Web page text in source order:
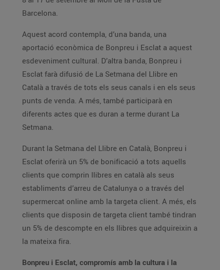
Barcelona.
Aquest acord contempla, d’una banda, una
aportació econòmica de Bonpreu i Esclat a aquest
esdeveniment cultural. D’altra banda, Bonpreu i
Esclat farà difusió de La Setmana del Llibre en
Català a través de tots els seus canals i en els seus
punts de venda. A més, també participarà en
diferents actes que es duran a terme durant La
Setmana.
Durant la Setmana del Llibre en Català, Bonpreu i
Esclat oferirà un 5% de bonificació a tots aquells
clients que comprin llibres en català als seus
establiments d’arreu de Catalunya o a través del
supermercat online amb la targeta client. A més, els
clients que disposin de targeta client també tindran
un 5% de descompte en els llibres que adquireixin a
la mateixa fira.
Bonpreu i Esclat, compromís amb la cultura i la